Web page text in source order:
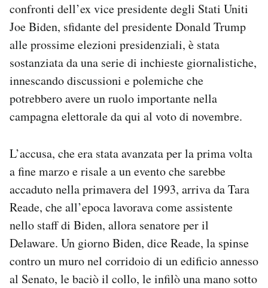
CALENDARIO
AREA PERSONALE
Area Personale
Notifiche mobile
Hai bisogno di aiuto?
Esci
confronti dell’ex vice presidente degli Stati Uniti
Joe Biden, sfidante del presidente Donald Trump
alle prossime elezioni presidenziali, è stata
sostanziata da una serie di inchieste giornalistiche,
innescando discussioni e polemiche che
potrebbero avere un ruolo importante nella
campagna elettorale da qui al voto di novembre.
L’accusa, che era stata avanzata per la prima volta
a fine marzo e risale a un evento che sarebbe
accaduto nella primavera del 1993, arriva da Tara
Reade, che all’epoca lavorava come assistente
nello staff di Biden, allora senatore per il
Delaware. Un giorno Biden, dice Reade, la spinse
contro un muro nel corridoio di un edificio annesso
al Senato, le baciò il collo, le infilò una mano sotto